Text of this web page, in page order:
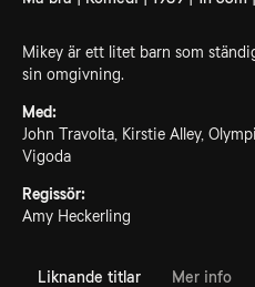
Mikey är ett litet barn som
sin omgivning.
Med:
John Travolta, Kirstie Alley,
Vigoda
Regissör:
Amy Heckerling
Liknande titlar Mer info